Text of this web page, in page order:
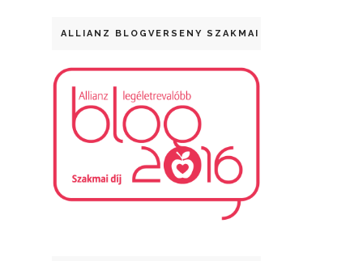
ALLIANZ BLOGVERSENY SZAKMAI DÍJ